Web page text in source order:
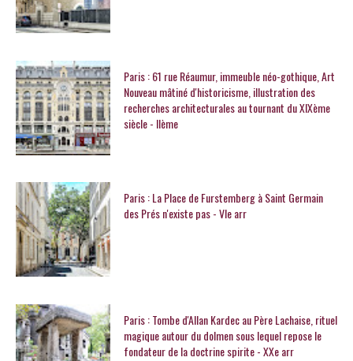
Paris : 61 rue Réaumur, immeuble néo-gothique, Art
Nouveau mâtiné d'historicisme, illustration des
recherches architecturales au tournant du XIXème
siècle - IIème
Paris : La Place de Furstemberg à Saint Germain
des Prés n'existe pas - VIe arr
Paris : Tombe d'Allan Kardec au Père Lachaise, rituel
magique autour du dolmen sous lequel repose le
fondateur de la doctrine spirite - XXe arr